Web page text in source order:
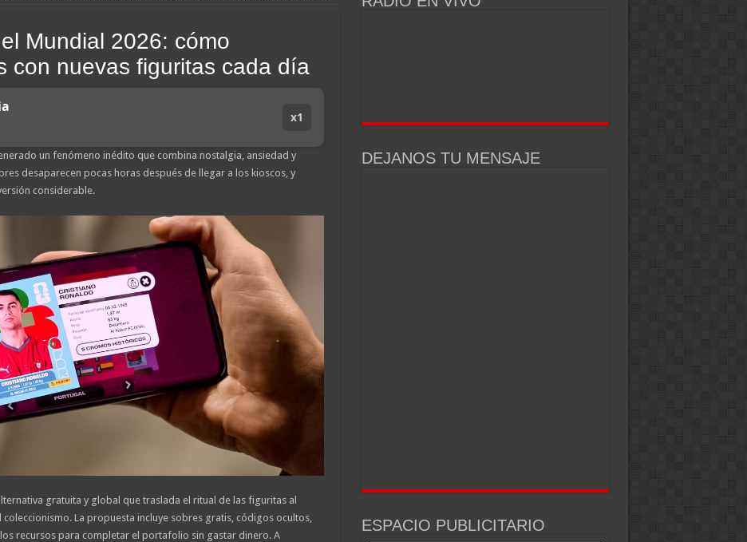
Mundial 2026: cómo
con nuevas figuritas cada día
x1
un fenómeno inédito que combina nostalgia, ansiedad y
desaparecen pocas horas después de llegar a los kioscos, y
considerable.
gratuita y global que traslada el ritual de las figuritas al
La propuesta incluye sobres gratis, códigos ocultos,
recursos para completar el portafolio sin gastar dinero. A
DEJANOS TU MENSAJE
ESPACIO PUBLICITARIO